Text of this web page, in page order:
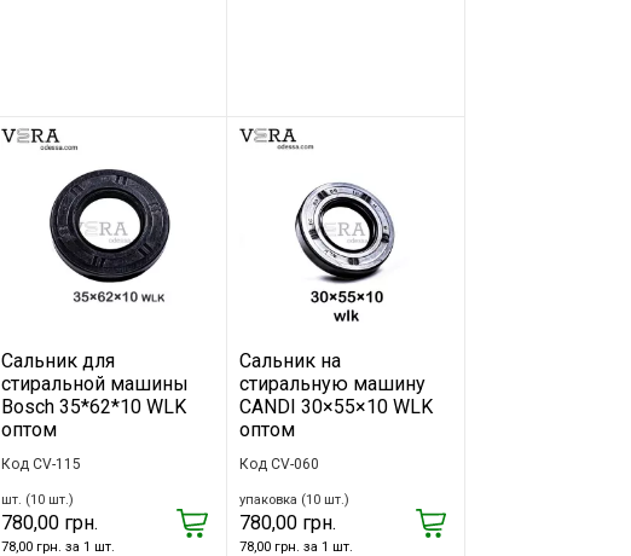
Сальник для
стиральной машины
Bosch 35*62*10 WLK
оптом
Код CV-115
шт. (10 шт.)
780,00 грн.
78,00 грн. за 1 шт.
Сальник на
стиральную машину
CANDI 30×55×10 WLK
оптом
Код CV-060
упаковка (10 шт.)
780,00 грн.
78,00 грн. за 1 шт.